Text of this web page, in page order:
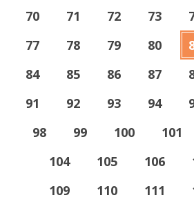
70
71 72 73
77
78 79 80
84
85 86 87
91
92 93 94
98
99 100 101
104
105 106
109
110 111